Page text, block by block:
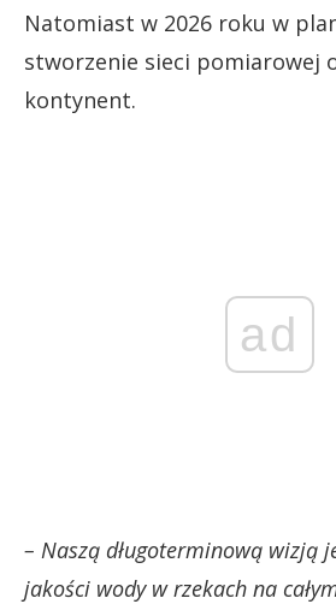
Natomiast w 2026 roku w
stworzenie sieci pomiarowej
kontynent.
ad
– Naszą długoterminową wizją
jakości wody w rzekach na